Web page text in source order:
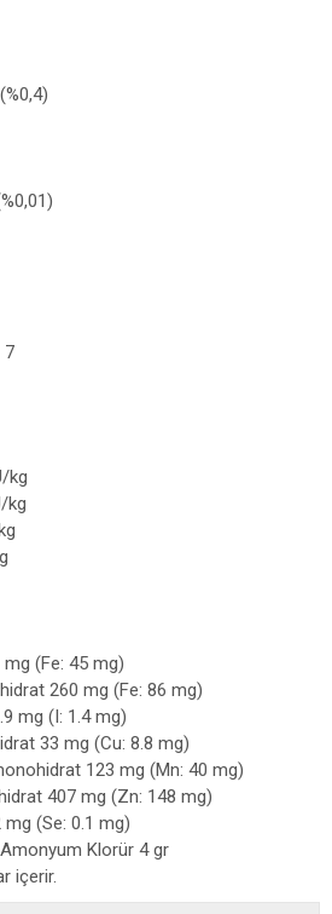
7
kg
kg
(Fe: 45 mg)
260 mg (Fe: 86 mg)
mg (I: 1.4 mg)
33 mg (Cu: 8.8 mg)
123 mg (Mn: 40 mg)
407 mg (Zn: 148 mg)
(Se: 0.1 mg)
Klorür 4 gr
içerir.